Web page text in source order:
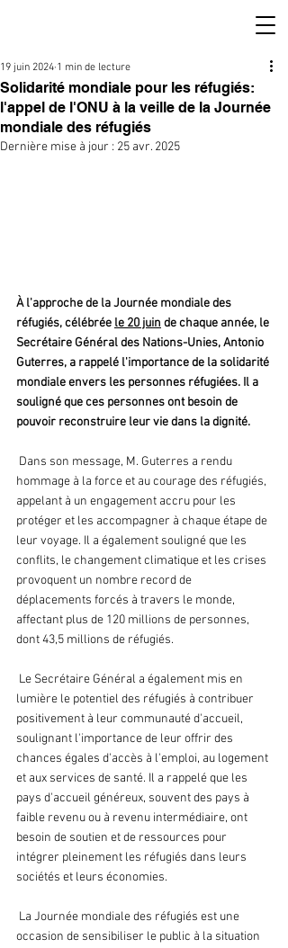
Solidarité mondiale pour les réfugiés:
l'appel de l'ONU à la veille de la Journée
mondiale des réfugiés
19 juin 2024 1 min de lecture
Dernière mise à jour : 25 avr. 2025
À l'approche de la Journée mondiale des
réfugiés, célébrée le 20 juin de chaque année, le
Secrétaire Général des Nations-Unies, Antonio
Guterres, a rappelé l'importance de la solidarité
mondiale envers les personnes réfugiées. Il a
souligné que ces personnes ont besoin de
pouvoir reconstruire leur vie dans la dignité.
Dans son message, M. Guterres a rendu
hommage à la force et au courage des réfugiés,
appelant à un engagement accru pour les
protéger et les accompagner à chaque étape de
leur voyage. Il a également souligné que les
conflits, le changement climatique et les crises
provoquent un nombre record de
déplacements forcés à travers le monde,
affectant plus de 120 millions de personnes,
dont 43,5 millions de réfugiés.
Le Secrétaire Général a également mis en
lumière le potentiel des réfugiés à contribuer
positivement à leur communauté d'accueil,
soulignant l'importance de leur offrir des
chances égales d'accès à l'emploi, au logement
et aux services de santé. Il a rappelé que les
pays d'accueil généreux, souvent des pays à
faible revenu ou à revenu intermédiaire, ont
besoin de soutien et de ressources pour
intégrer pleinement les réfugiés dans leurs
sociétés et leurs économies.
La Journée mondiale des réfugiés est une
occasion de sensibiliser le public à la situation